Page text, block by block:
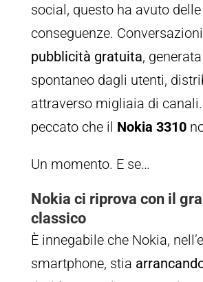
social, questo ha avuto delle
conseguenze.
pubblicità gratuita,
spontaneo dagli utenti,
attraverso migliaia di
peccato che il Nokia 3310
Un momento. E se…
Nokia ci riprova con il
classico
È innegabile che Nokia,
smartphone, stia